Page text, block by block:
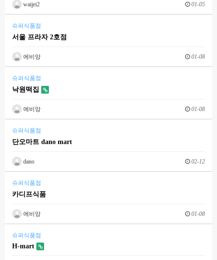
waijei2 01-05
슈퍼식품점
서울 프라자 2호점
에비앙 01-08
슈퍼식품점
낙원떡집
에비앙 01-08
슈퍼식품점
단오마트 dano mart
dano 02-12
슈퍼식품점
카디프식품
에비앙 01-08
슈퍼식품점
H-mart